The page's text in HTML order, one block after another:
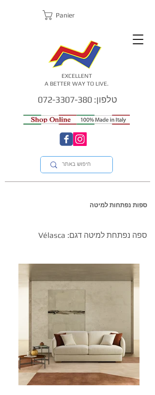
טלפון: 072-3307-380
Panier
EXCELLENT
A BETTER WAY TO LIVE.
ספות נפתחות למיטה
ספה נפתחת למיטה דגם: Vélasca